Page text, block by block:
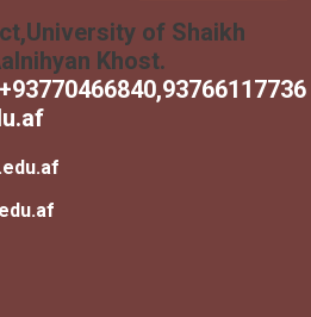
of Shaikh
Khost.
+93770466840,93766117736